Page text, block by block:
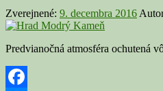
Zverejnené: 9. decembra 2016
Predvianočná atmosféra ochutená